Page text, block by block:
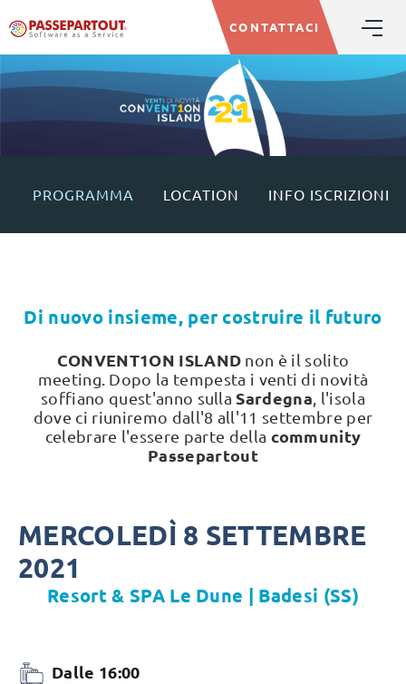
CONTATTACI
PROGRAMMA LOCATION INFO ISCRIZIONI
Di nuovo insieme, per costruire il futuro
CONVENT1ON ISLAND non è il solito
meeting. Dopo la tempesta i venti di novità
soffiano quest'anno sulla Sardegna , l'isola
dove ci riuniremo dall'8 all'11 settembre per
celebrare l'essere parte della community
Passepartout
MERCOLEDÌ 8 SETTEMBRE
2021
Resort & SPA Le Dune | Badesi (SS)
Dalle 16:00